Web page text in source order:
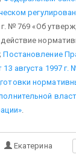
№ 769 «Об
Постановление
августа 1997 г.
.
Екатерина